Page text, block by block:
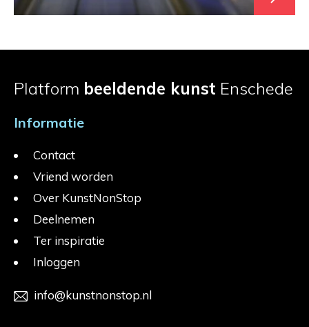
Platform beeldende kunst Enschede
Informatie
Contact
Vriend worden
Over KunstNonStop
Deelnemen
Ter inspiratie
Inloggen
info@kunstnonstop.nl